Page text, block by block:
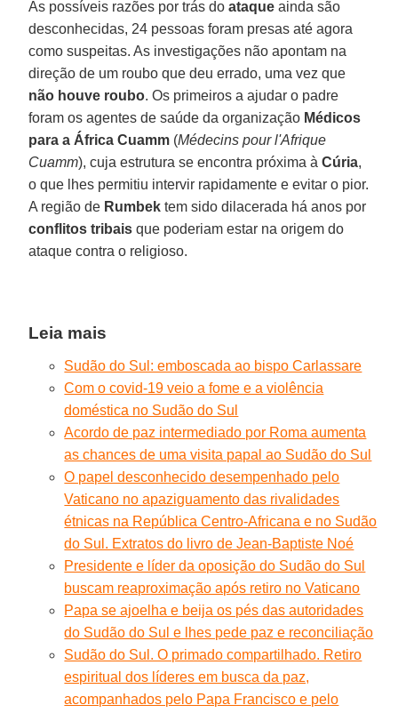
As possíveis razões por trás doataque ainda são
desconhecidas, 24 pessoas foram presas até agora
como suspeitas. As investigações não apontam na
direção de um roubo que deu errado, uma vez que
não houve roubo. Os primeiros a ajudar o padre
foram os agentes de saúde da organização Médicos
para a África Cuamm (Médecins pour l'Afrique
Cuamm), cuja estrutura se encontra próxima àCúria,
o que lhes permitiu intervir rapidamente e evitar o pior.
A região de Rumbek tem sido dilacerada há anos por
conflitos tribais que poderiam estar na origem do
ataque contra o religioso.
Leia mais
Sudão do Sul: emboscada ao bispo Carlassare
Com o covid-19 veio a fome e a violência
doméstica no Sudão do Sul
Acordo de paz intermediado por Roma aumenta
as chances de uma visita papal ao Sudão do Sul
O papel desconhecido desempenhado pelo
Vaticano no apaziguamento das rivalidades
étnicas na República Centro-Africana e no Sudão
do Sul. Extratos do livro de Jean-Baptiste Noé
Presidente e líder da oposição do Sudão do Sul
buscam reaproximação após retiro no Vaticano
Papa se ajoelha e beija os pés das autoridades
do Sudão do Sul e lhes pede paz e reconciliação
Sudão do Sul. O primado compartilhado. Retiro
espiritual dos líderes em busca da paz,
acompanhados pelo Papa Francisco e pelo